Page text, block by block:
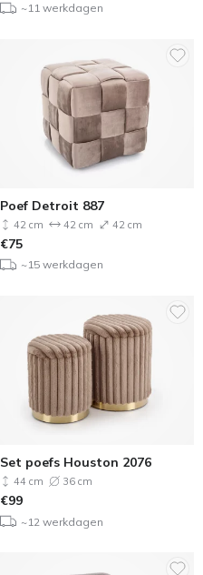
~11 werkdagen
Poef Detroit 887
42 cm 42 cm 42 cm
€75
~15 werkdagen
Set poefs Houston 2076
44 cm 36 cm
€99
~12 werkdagen